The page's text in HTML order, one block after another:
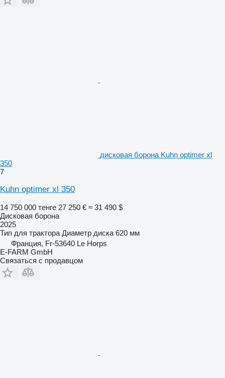
дисковая борона Kuhn optimer xl
350
7
Kuhn optimer xl 350
14 750 000 тенге 27 250 € ≈ 31 490 $
Дисковая борона
2025
Тип для трактора Диаметр диска 620 мм
Франция, Fr-53640 Le Horps
E-FARM GmbH
Связаться с продавцом